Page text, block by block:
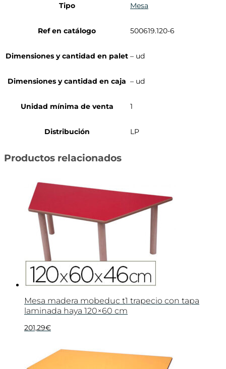
Tipo Mesa
Ref en catálogo 500619.120-6
Dimensiones y cantidad en palet – ud
Dimensiones y cantidad en caja – ud
Unidad mínima de venta 1
Distribución LP
Productos relacionados
Mesa madera mobeduc t1 trapecio con tapa
laminada haya 120×60 cm
201,29€